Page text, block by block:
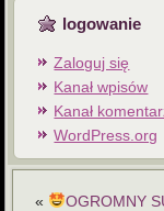
logowanie
Zaloguj się
Kanał wpisów
Kanał
WordPress.org
« OGROMNY